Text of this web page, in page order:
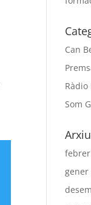
Can
Som
gener